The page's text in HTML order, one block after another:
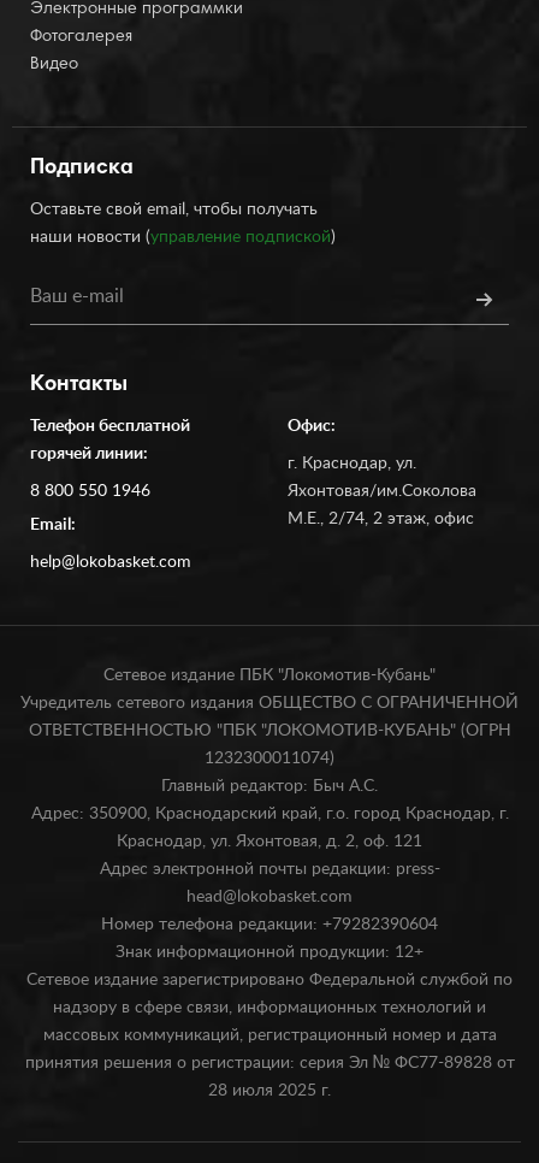
Электронные программки
Фотогалерея
Видео
Подписка
Оставьте свой email, чтобы получать
наши новости (управление подпиской)
Контакты
Телефон бесплатной
горячей линии:
8 800 550 1946
Email:
help@lokobasket.com
Офис:
г. Краснодар, ул.
Яхонтовая/им.Соколова
М.Е., 2/74, 2 этаж, офис
Сетевое издание ПБК "Локомотив-Кубань"
Учредитель сетевого издания ОБЩЕСТВО С ОГРАНИЧЕННОЙ
ОТВЕТСТВЕННОСТЬЮ "ПБК "ЛОКОМОТИВ-КУБАНЬ" (ОГРН
1232300011074)
Главный редактор: Быч А.С.
Адрес: 350900, Краснодарский край, г.о. город Краснодар, г.
Краснодар, ул. Яхонтовая, д. 2, оф. 121
Адрес электронной почты редакции: press-
head@lokobasket.com
Номер телефона редакции: +79282390604
Знак информационной продукции: 12+
Сетевое издание зарегистрировано Федеральной службой по
надзору в сфере связи, информационных технологий и
массовых коммуникаций, регистрационный номер и дата
принятия решения о регистрации: серия Эл № ФС77-89828 от
28 июля 2025 г.